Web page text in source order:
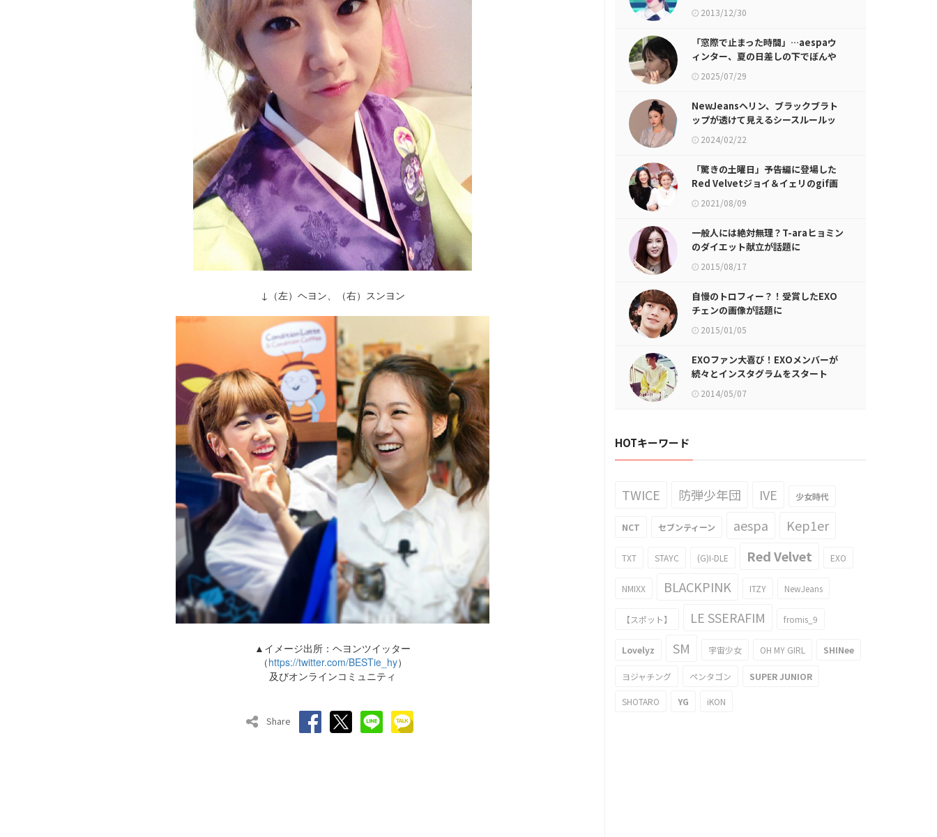
↓（左）ヘヨン、（右）スンヨン
▲イメージ出所：ヘヨンツイッター
（https://twitter.com/BESTie_hy）
及びオンラインコミュニティ
Share
2013/12/30
「窓際で止まった時間」…aespaウ
ィンター、夏の日差しの下でぼんや
りとした深い視線
2025/07/29
NewJeansヘリン、ブラックブラト
ップが透けて見えるシースルールッ
ク…だんだんと成熟していくビジュア
ル
2024/02/22
「驚きの土曜日」予告編に登場した
Red Velvetジョイ＆イェリのgif画
像が話題に
2021/08/09
一般人には絶対無理？T-araヒョミン
のダイエット献立が話題に
2015/08/17
自慢のトロフィー？！受賞したEXO
チェンの画像が話題に
2015/01/05
EXOファン大喜び！EXOメンバーが
続々とインスタグラムをスタート
2014/05/07
HOTキーワード
TWICE 防弾少年団 IVE 少女時代
NCT セブンティーン aespa Kep1er
TXT STAYC (G)I-DLE Red Velvet EXO
NMIXX BLACKPINK ITZY NewJeans
【スポット】 LE SSERAFIM fromis_9
Lovelyz SM 宇宙少女 OH MY GIRL SHINee
ヨジャチング ペンタゴン SUPER JUNIOR
SHOTARO YG iKON